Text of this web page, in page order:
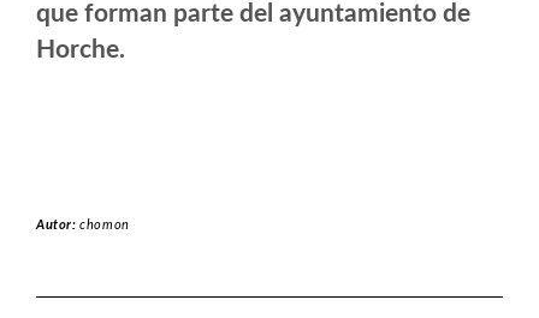
que forman parte del ayuntamiento de
Horche.
Autor:chomon